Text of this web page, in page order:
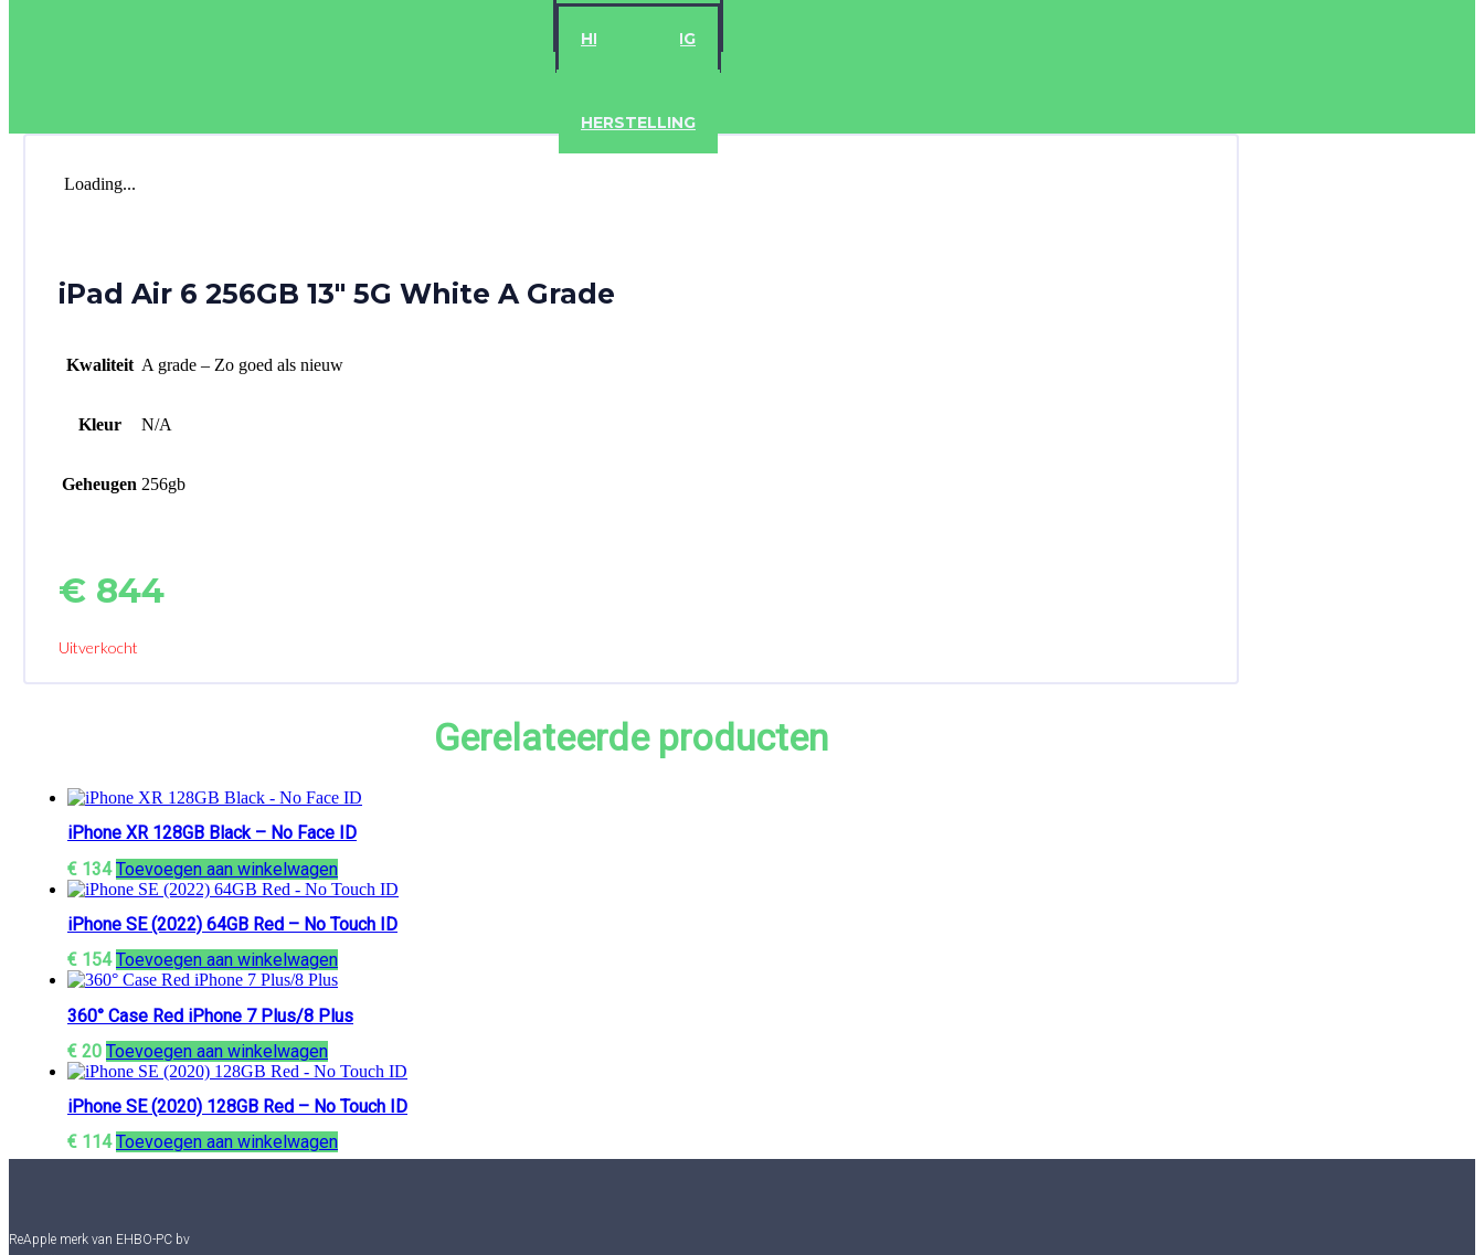
HERSTELLING
HERSTELLING
Loading...
iPad Air 6 256GB 13″ 5G White A Grade
Kwaliteit A grade – Zo goed als nieuw
Kleur N/A
Geheugen 256gb
€ 844
Uitverkocht
Gerelateerde producten
iPhone XR 128GB Black – No Face ID
€ 134 Toevoegen aan winkelwagen
iPhone SE (2022) 64GB Red – No Touch ID
€ 154 Toevoegen aan winkelwagen
360° Case Red iPhone 7 Plus/8 Plus
€ 20 Toevoegen aan winkelwagen
iPhone SE (2020) 128GB Red – No Touch ID
€ 114 Toevoegen aan winkelwagen
ReApple merk van EHBO-PC bv